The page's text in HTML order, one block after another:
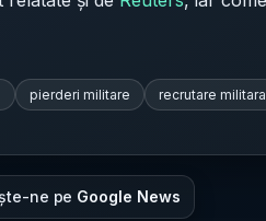
pierderi militare recrutare militara
ne pe Google News